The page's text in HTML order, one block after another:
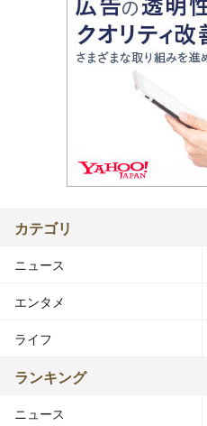
カテゴリ
ニュース
エンタメ
ライフ
ランキング
ニュース